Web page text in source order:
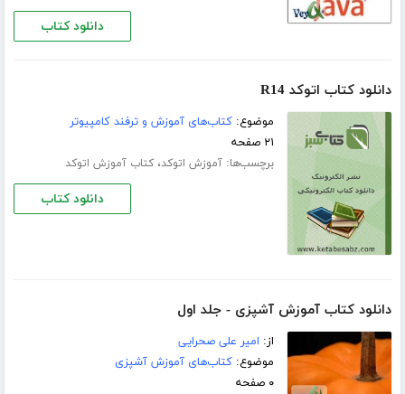
دانلود کتاب
دانلود کتاب اتوکد R14
موضوع:کتاب‌های آموزش و ترفند کامپیوتر
۲۱ صفحه
برچسب‌ها:آموزش اتوکد،کتاب آموزش اتوکد
دانلود کتاب
دانلود کتاب آموزش آشپزی - جلد اول
از: امیر علی صحرایی
موضوع:کتاب‌های آموزش آشپزی
۰ صفحه